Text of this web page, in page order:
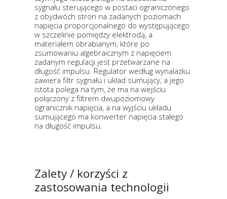
sygnału sterującego w postaci ograniczonego
z obydwóch stron na zadanych poziomach
napięcia proporcjonalnego do występującego
w szczelinie pomiędzy elektrodą, a
materiałem obrabianym, które po
zsumowaniu algebraicznym z napięciem
zadanym regulacji jest przetwarzane na
długość impulsu. Regulator według wynalazku
zawiera filtr sygnału i układ sumujący, a jego
istota polega na tym, że ma na wejściu
połączony z filtrem dwupoziomowy
ogranicznik napięcia, a na wyjściu układu
sumującego ma konwerter napięcia stałego
na długość impulsu.
Zalety / korzyści z
zastosowania technologii